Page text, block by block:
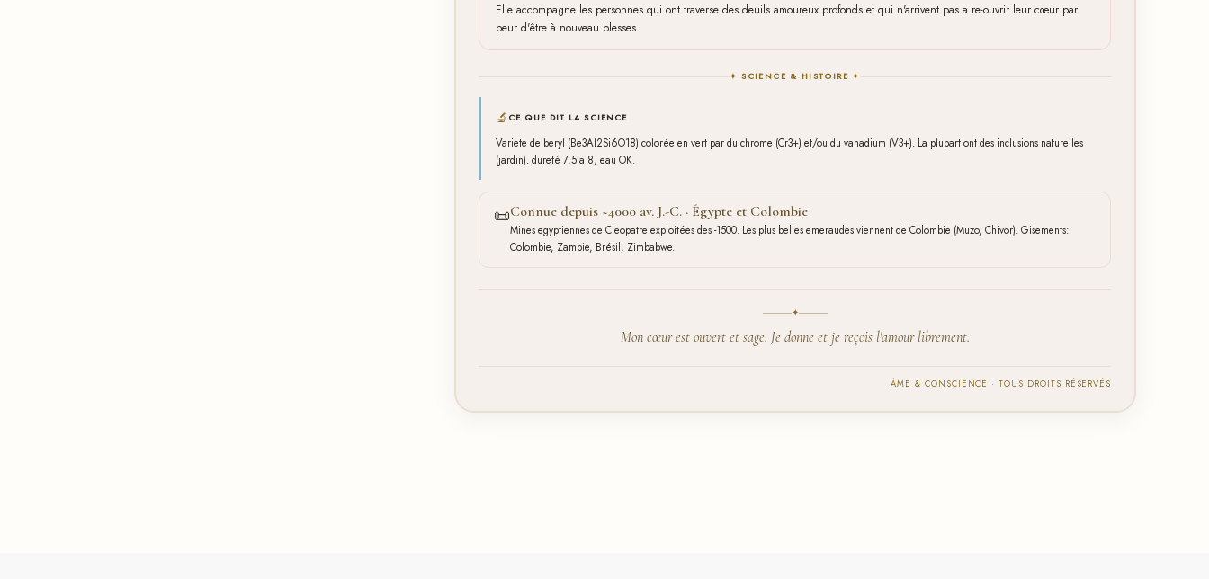
Elle accompagne les personnes qui ont traverse des deuils amoureux profonds et qui n'arrivent pas a re-ouvrir leur cœur par
peur d'être à nouveau blesses.
✦ SCIENCE & HISTOIRE ✦
🔬 CE QUE DIT LA SCIENCE
Variete de beryl (Be3Al2Si6O18) colorée en vert par du chrome (Cr3+) et/ou du vanadium (V3+). La plupart ont des inclusions naturelles
(jardin). dureté 7,5 a 8, eau OK.
📜Connue depuis ~4000 av. J.-C. · Égypte et Colombie
Mines egyptiennes de Cleopatre exploitées des -1500. Les plus belles emeraudes viennent de Colombie (Muzo, Chivor). Gisements:
Colombie, Zambie, Brésil, Zimbabwe.
✦
Mon cœur est ouvert et sage. Je donne et je reçois l'amour librement.
ÂME & CONSCIENCE · TOUS DROITS RÉSERVÉS